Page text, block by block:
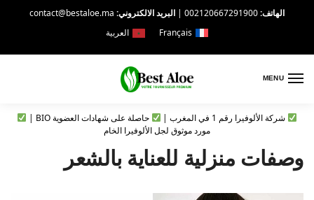
الهاتف:002120667291900
| البريد الالكتروني: contact@bestaloe.ma
Français
العربية
MENU
شركة الألوفيرا رقم 1 في المغرب |
حاصلة على شهادات العضوية BIO |
مورد موثوق لجل الألوفيرا الخام
وصفات منزلية للعناية بالشعر